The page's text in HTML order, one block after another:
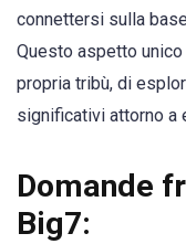
connettersi sulla
Questo aspetto
propria tribù, di
significativi attorno a
Domande
Big7: